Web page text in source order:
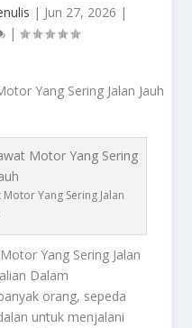
| Jun 27, 2026 |
|
Yang Sering Jalan
Motor Yang Sering Jalan
Dalam
orang, sepeda
untuk menjalani